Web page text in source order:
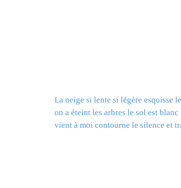
La neige si lente si légère esquisse
on a éteint les arbres le sol est
vient à moi contourne le silence et